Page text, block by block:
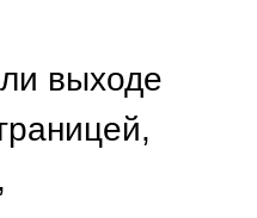
выходе